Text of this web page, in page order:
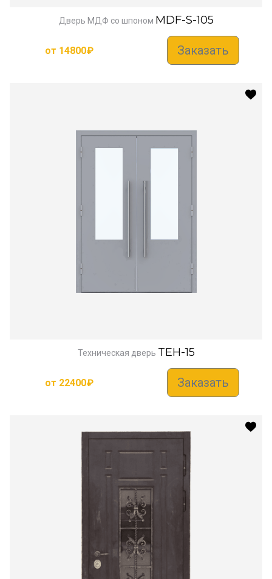
Дверь МДФ со шпоном MDF-S-105
от 14800₽ Заказать
Техническая дверь TEH-15
от 22400₽ Заказать